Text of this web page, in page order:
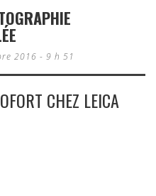
2016 - 9 h 51
CHEZ LEICA